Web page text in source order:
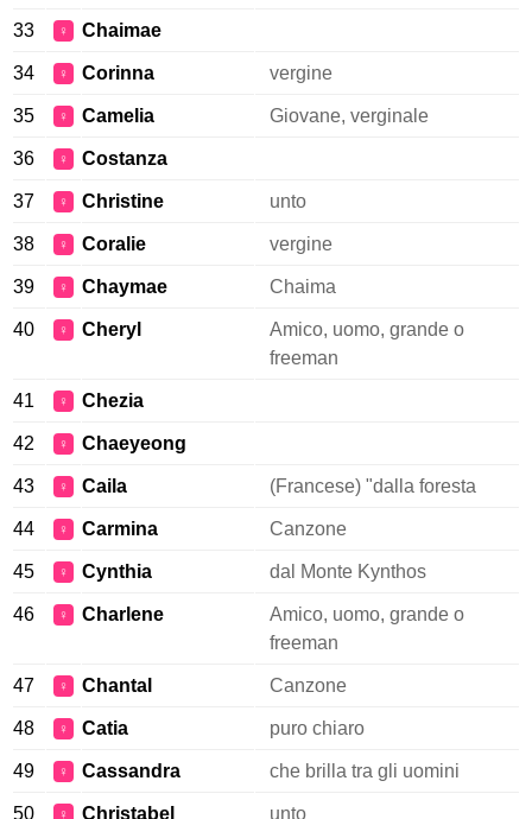
33 ♀ Chaimae
34 ♀ Corinna vergine
35 ♀ Camelia Giovane, verginale
36 ♀ Costanza
37 ♀ Christine unto
38 ♀ Coralie vergine
39 ♀ Chaymae Chaima
40 ♀ Cheryl
Amico, uomo, grande o
freeman
41 ♀ Chezia
42 ♀ Chaeyeong
43 ♀ Caila (Francese) "dalla foresta
44 ♀ Carmina Canzone
45 ♀ Cynthia dal Monte Kynthos
46 ♀ Charlene
Amico, uomo, grande o
freeman
47 ♀ Chantal Canzone
48 ♀ Catia puro chiaro
49 ♀ Cassandra che brilla tra gli uomini
50 ♀ Christabel unto